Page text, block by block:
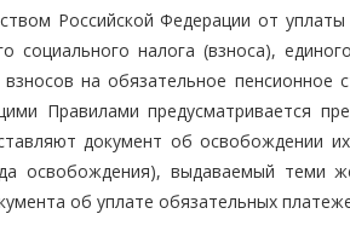
Российской Федерации от уплаты
социального налога (взноса),
на обязательное пенсионное
Правилами предусматривается
документ об освобождении
освобождения), выдаваемый теми
об уплате обязательных